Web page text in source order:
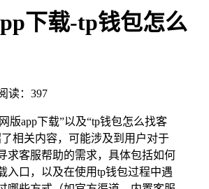
下载-tp钱包怎么
读：397
版app下载”以及“tp钱包怎么找客
相关内容，可能涉及到用户对于
求客服帮助的需求，具体包括如何
入口，以及在使用tp钱包过程中遇